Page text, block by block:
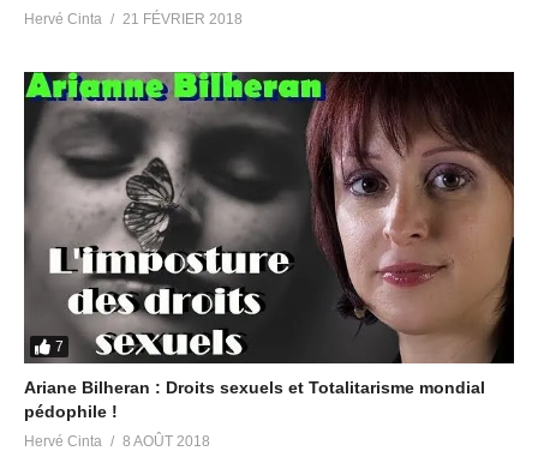
Hervé Cinta 21 FÉVRIER 2018
7
Ariane Bilheran : Droits sexuels et Totalitarisme mondial
pédophile !
Hervé Cinta 8 AOÛT 2018